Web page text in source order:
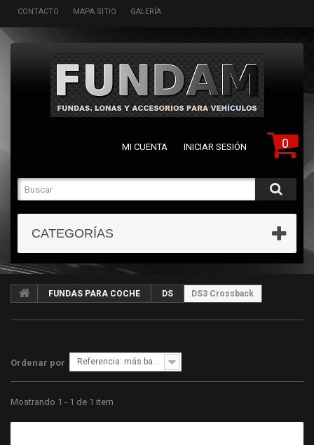
CONTACTO MAPA SITIO GALERÍA
0
MI CUENTA INICIAR SESIÓN
CATEGORÍAS
FUNDAS PARA COCHE DS DS3 Crossback
Ordenar por Referencia: más bajo primero
Mostrando 1 - 1 de 1 item